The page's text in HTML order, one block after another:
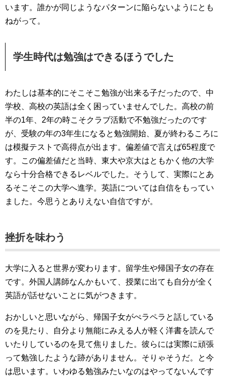
います。誰かが同じようなパターンに陥らないようにとも
ねがって。
学生時代は勉強はできるほうでした
わたしは基本的にそこそこ勉強が出来る子だったので、中
学校、高校の英語は全く困っていませんでした。高校の前
半の1年、2年の時こそクラブ活動で不勉強だったのです
が、受験の年の3年生になると勉強開始、夏が終わるころに
は模擬テストで高得点が出ます。偏差値で言えば65程度で
す。この偏差値だと当時、東大や京大はともかく他の大学
なら十分合格できるレベルでした。そうして、実際にとあ
るそこそこの大学へ進学。英語については自信をもってい
ました。今思うとありえない自信ですが。
挫折を味わう
大学に入ると世界が変わります。留学生や帰国子女の存在
です。外国人講師なんかもいて、授業に出ても自分が全く
英語が話せないことに気がつきます。
おかしいと思いながら、帰国子女がぺラペラと話している
のを見たり、自分より無能にみえる人が軽く洋書を読んで
いたりしているのを見て焦りました。彼らには実際に頑張
って勉強したような跡がありません。そりゃそうだ。と今
は思います。いわゆる勉強みたいなのはやってないんです